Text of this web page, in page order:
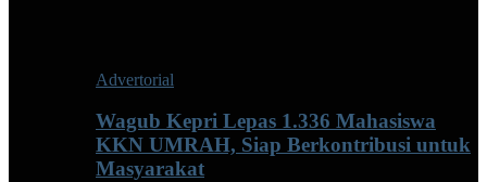
Advertorial
Wagub Kepri Lepas 1.336 Mahasiswa
KKN UMRAH, Siap Berkontribusi untuk
Masyarakat